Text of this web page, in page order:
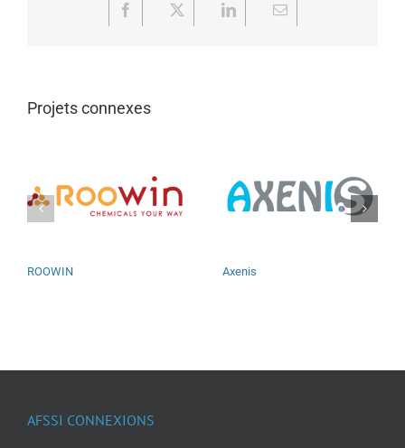
Facebook LinkedInEmail
Projets connexes
ROOWIN Axenis
AFSSI CONNEXIONS